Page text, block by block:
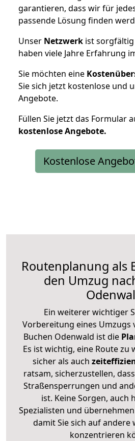
garantieren, dass wir für
passende Lösung finden
Unser Netzwerk ist
haben viele Jahre Erfahrung
Sie möchten eine
Sie sich jetzt kostenlose und
Angebote.
Füllen Sie jetzt das Formular
kostenloseAngebote.
Kostenlose
Routenplanung als
den Umzug
Ein weiterer wichtiger
Vorbereitung eines Umzugs
Buchen Odenwald ist die
Es ist wichtig, eine Route zu
sicher als auch
ratsam, sicherzustellen,
Straßensperrungen und
ist. Keine Sorgen, auch
Spezialisten und
damit Sie sich auf andere
konzentrieren